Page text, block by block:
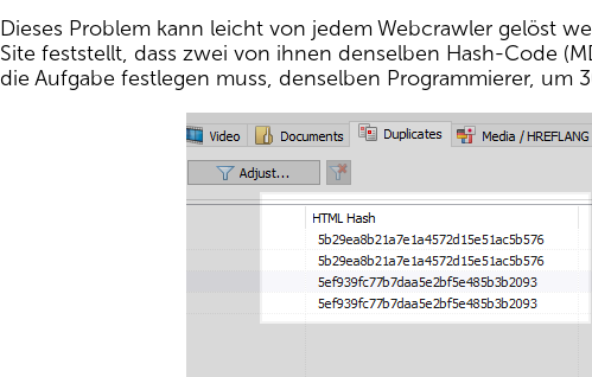
Dieses Problem kann leicht von jedem Webcrawler gelöst
Site feststellt, dass zwei von ihnen denselben Hash-Code
die Aufgabe festlegen muss, denselben Programmierer, um